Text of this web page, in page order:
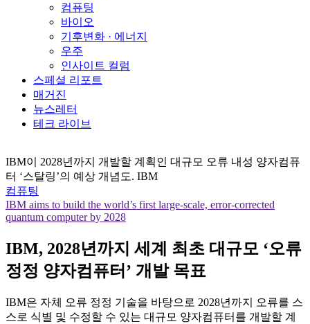
컴퓨팅
바이오
기후변화 · 에너지
우주
인사이트 컬럼
스페셜 리포트
매거진
뉴스레터
테크 라이브
IBM이 2028년까지 개발할 계획인 대규모 오류 내성 양자컴퓨
터 ‘스탈링’의 예상 개념도. IBM
컴퓨팅
IBM aims to build the world’s first large-scale, error-corrected
quantum computer by 2028
IBM, 2028년까지 세계 최초 대규모 ‘오류
정정 양자컴퓨터’ 개발 목표
IBM은 자체 오류 정정 기술을 바탕으로 2028년까지 오류를 스
스로 식별 및 수정할 수 있는 대규모 양자컴퓨터를 개발할 계